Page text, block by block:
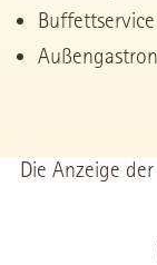
Die Anzeige